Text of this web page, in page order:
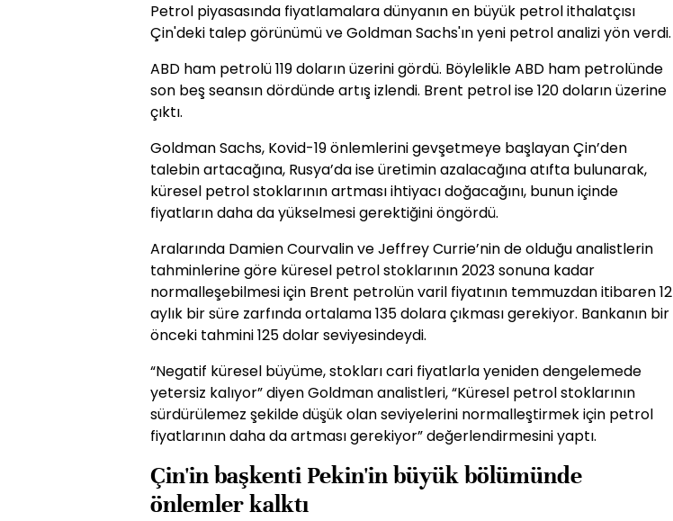
Petrol piyasasında fiyatlamalara dünyanın en büyük petrol ithalatçısı
Çin'deki talep görünümü ve Goldman Sachs'ın yeni petrol analizi yön verdi.
ABD ham petrolü 119 doların üzerini gördü. Böylelikle ABD ham petrolünde
son beş seansın dördünde artış izlendi. Brent petrol ise 120 doların üzerine
çıktı.
Goldman Sachs, Kovid-19 önlemlerini gevşetmeye başlayan Çin’den
talebin artacağına, Rusya’da ise üretimin azalacağına atıfta bulunarak,
küresel petrol stoklarının artması ihtiyacı doğacağını, bunun içinde
fiyatların daha da yükselmesi gerektiğini öngördü.
Aralarında Damien Courvalin ve Jeffrey Currie’nin de olduğu analistlerin
tahminlerine göre küresel petrol stoklarının 2023 sonuna kadar
normalleşebilmesi için Brent petrolün varil fiyatının temmuzdan itibaren 12
aylık bir süre zarfında ortalama 135 dolara çıkması gerekiyor. Bankanın bir
önceki tahmini 125 dolar seviyesindeydi.
“Negatif küresel büyüme, stokları cari fiyatlarla yeniden dengelemede
yetersiz kalıyor” diyen Goldman analistleri, “Küresel petrol stoklarının
sürdürülemez şekilde düşük olan seviyelerini normalleştirmek için petrol
fiyatlarının daha da artması gerekiyor” değerlendirmesini yaptı.
Çin'in başkenti Pekin'in büyük bölümünde
önlemler kalktı